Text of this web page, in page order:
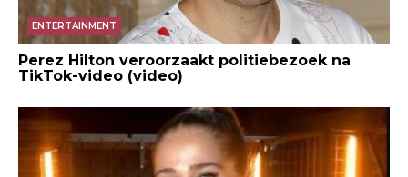
ENTERTAINMENT
Perez Hilton veroorzaakt politiebezoek na
TikTok-video (video)